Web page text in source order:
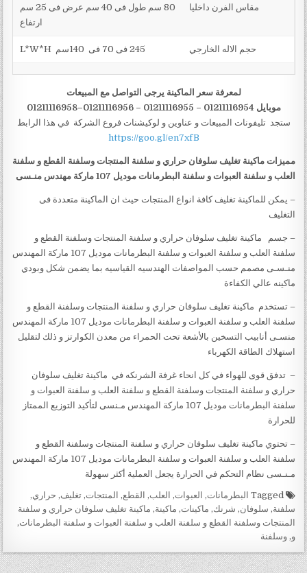
مقاس الفرن داخليا
80 سم طول فى 40 سم عرض فى 25 سم
ارتفاع
حجم الاله الخارجي
لمعرفة سعر الماكينة يرجى التواصل مع المبيعات
موبايل 01211116954 – 01211116955 – 01211116956–01211116958
ستجد تليفونات المبيعات و عناوين و لوكيشنات فروع الشركة في هذا الرابط
https://goo.gl/en7xfB
مميزاتماكينة تغليف سلوفان حراري و سلفنة المنتجات وسلفنة القطع و سلفنة
العلب و سلفنة العبوات و سلفنة البطرمانات موديل 107 ماركة مهندس منـسى
– يمكن للماكينة تغليف كافة انواع المنتجات حيث ان الماكينة متعددة فى
التغليف
– جسم ‏‏ ‏‏ ماكينة تغليف سلوفان حراري و سلفنة المنتجات وسلفنة القطع و
سلفنة العلب و سلفنة العبوات و سلفنة البطرمانات موديل 107 ماركة المهندس
منـسـى مصمم حسب المواصفات الهندسيه القياسيه بما يضمن شكل وبودي
ماكينه عالي الكفاءة
– تستخدم ‏‏ ماكينة تغليف سلوفان حراري و سلفنة المنتجات وسلفنة القطع و
سلفنة العلب و سلفنة العبوات و سلفنة البطرمانات موديل 107 ماركة المهندس
منسـى أنابيب التسخين بالأشعة تحت الحمراء من معدن الكوارتز و ذلك لتقليل
استهلاك الطاقة الكهرباء
– تدفق قوى للهواء في كل انحاء غرفة الشرنكه في ‏‏ ماكينة تغليف سلوفان
حراري و سلفنة المنتجات وسلفنة القطع و سلفنة العلب و سلفنة العبوات و
سلفنة البطرمانات موديل 107 ماركة المهندس مـنسى لتأكيد التوزيع الممتاز
للحرارة
– تحتوي ماكينة تغليف سلوفان حراري و سلفنة المنتجات وسلفنة القطع و
سلفنة العلب و سلفنة العبوات و سلفنة البطرمانات موديل 107 ماركة المهندس
مـنـسى نظام التحكم في الحرارة يجعل العملية أكثر سهولة
Tagged البطرمانات, العبوات, العلب, القطع, المنتجات,تغليف, حراري,
سلفنة, سلوفان, شرنك, ماكينات, ماكينة, ماكينة تغليف سلوفان حراري و سلفنة
المنتجات وسلفنة القطع و سلفنة العلب و سلفنة العبوات و سلفنة البطرمانات,
و,وسلفنة